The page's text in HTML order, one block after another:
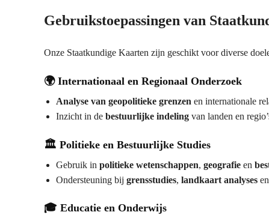
Gebruikstoepassingen van
Onze Staatkundige Kaarten zijn geschikt voor diverse
🌍 Internationaal en Regionaal Onderzoek
Analyse van geopolitieke grenzen en internationale
Inzicht in de bestuurlijke indelingvan landen en
🏛️ Politieke en Bestuurlijke Studies
Gebruik in politieke wetenschappen, geografieen
Ondersteuning bij grensstudies, landkaart analysesen
🎓 Educatie en Onderwijs